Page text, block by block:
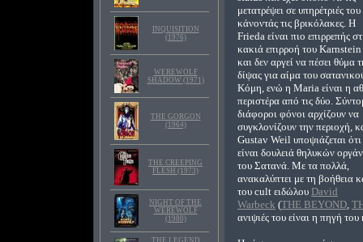
INQUISITION
(1976)
WEREWOLF
SHADOW (1971)
THE GORGON
(1964)
THE CREEPING
FLESH (1973)
NIGHT OF THE
WEREWOLF
(1980)
THE LEGEND
μετατρέψει σε υπηρέτριές του
κάνοντάς τις βρικόλακες. Η
Frieda είναι πιο επιρρεπής
κακιά επιρροή του Karnstein
και δεν αργεί να πέσει θύμα
δίψας για αίμα του
Κόμη, ενώ η Maria είναι η
περιστέρα από τις δύο.
διάφοροι φόνοι αρχίζουν να
συγκλονίζουν την περιοχή,
Gustav Weil υποψιάζεται ότι
είναι δουλειά θηλυκών
του Σατανά. Με τα πολλά,
ανακαλύπτει με τη βοήθεια
του cult ειδώλου David
Warbeck (THE BEYOND,
ανιψιές του είναι η πηγή